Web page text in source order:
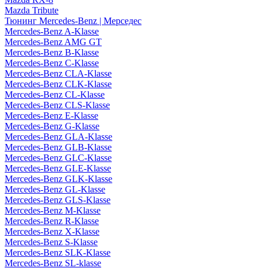
Mazda Tribute
Тюнинг Mercedes-Benz | Мерседес
Mercedes-Benz A-Klasse
Mercedes-Benz AMG GT
Mercedes-Benz B-Klasse
Mercedes-Benz C-Klasse
Mercedes-Benz CLA-Klasse
Mercedes-Benz CLK-Klasse
Mercedes-Benz CL-Klasse
Mercedes-Benz CLS-Klasse
Mercedes-Benz E-Klasse
Mercedes-Benz G-Klasse
Mercedes-Benz GLA-Klasse
Mercedes-Benz GLB-Klasse
Mercedes-Benz GLC-Klasse
Mercedes-Benz GLE-Klasse
Mercedes-Benz GLK-Klasse
Mercedes-Benz GL-Klasse
Mercedes-Benz GLS-Klasse
Mercedes-Benz M-Klasse
Mercedes-Benz R-Klasse
Mercedes-Benz X-Klasse
Mercedes-Benz S-Klasse
Mercedes-Benz SLK-Klasse
Mercedes-Benz SL-klasse